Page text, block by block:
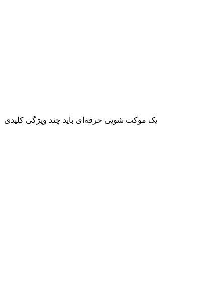
یک موکت شویی حرفه‌ای باید چند ویژگی کلیدی